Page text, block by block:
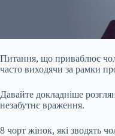
Питання, що приваблює
часто виходячи за рамки
Давайте докладніше
незабутнє враження.
8 чорт жінок, які зводять